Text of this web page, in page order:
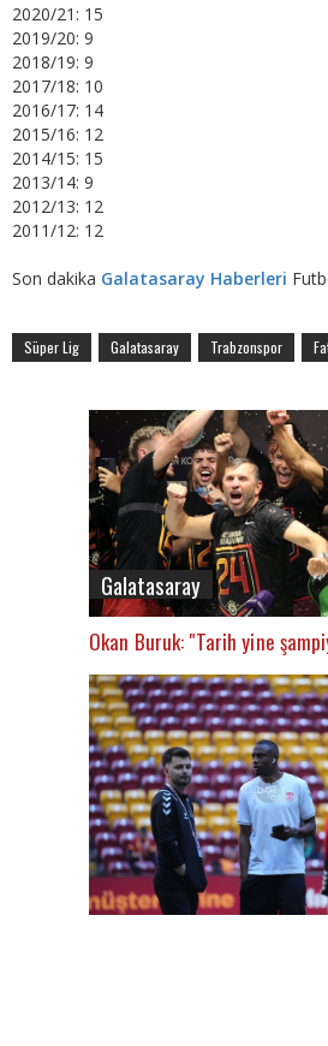
2020/21: 15
2019/20: 9
2018/19: 9
2017/18: 10
2016/17: 14
2015/16: 12
2014/15: 15
2013/14: 9
2012/13: 12
2011/12: 12
Son dakika Galatasaray Haberleri
Süper Lig Galatasaray Trabzonspor
Galatasaray
Okan Buruk: "Tarih yine